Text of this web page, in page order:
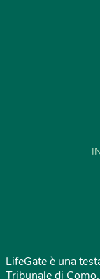
LifeGate è una
Tribunale di